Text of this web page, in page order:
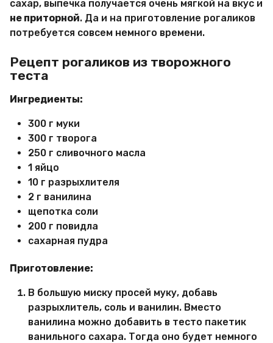
сахар, выпечка получается очень мягкой на вкус и
не приторной. Да и на приготовление рогаликов
потребуется совсем немного времени.
Рецепт рогаликов из творожного
теста
Ингредиенты:
300 г муки
300 г творога
250 г сливочного масла
1 яйцо
10 г разрыхлителя
2 г ванилина
щепотка соли
200 г повидла
сахарная пудра
Приготовление:
В большую миску просей муку, добавь
разрыхлитель, соль и ванилин. Вместо
ванилина можно добавить в тесто пакетик
ванильного сахара. Тогда оно будет немного